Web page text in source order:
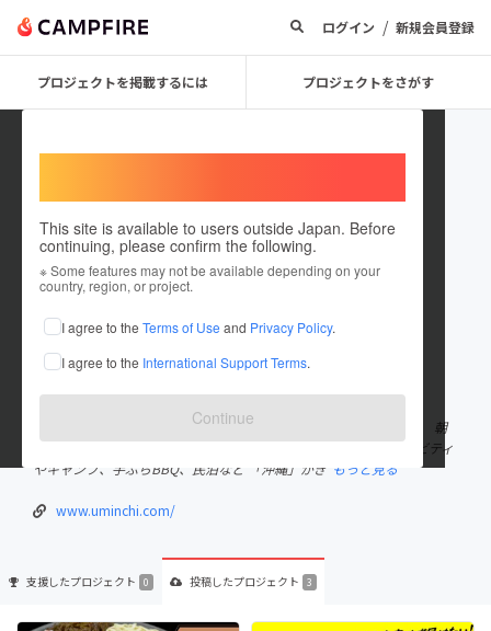
ログイン / 新規会員登録
プロジェクトを掲載するには プロジェクトをさがす
This site is available to users outside Japan. Before
continuing, please confirm the following.
※ Some features may not be available depending on your
country, region, or project.
I agree to the Terms of Use and Privacy Policy.
I agree to the International Support Terms.
Continue
uminchi
これまでに3件のプロジェクトを投稿しています
在住国：日本 現在地：沖縄県
出身国：未設定
海ぶどうの養殖をメインに 海ぶどう摘み取り体験や塩づくり体験、 朝
採れ海ぶどうの販売や世界初の生海ぶどうソフト マリンアクティビティ
やキャンプ、手ぶらBBQ、民泊など 「沖縄」がぎ もっと見る
www.uminchi.com/
支援したプロジェクト 0 投稿したプロジェクト 3